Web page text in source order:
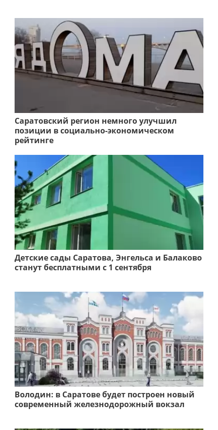
Саратовский регион немного улучшил
позиции в социально-экономическом
рейтинге
Детские сады Саратова, Энгельса и Балаково
станут бесплатными с 1 сентября
Володин: в Саратове будет построен новый
современный железнодорожный вокзал